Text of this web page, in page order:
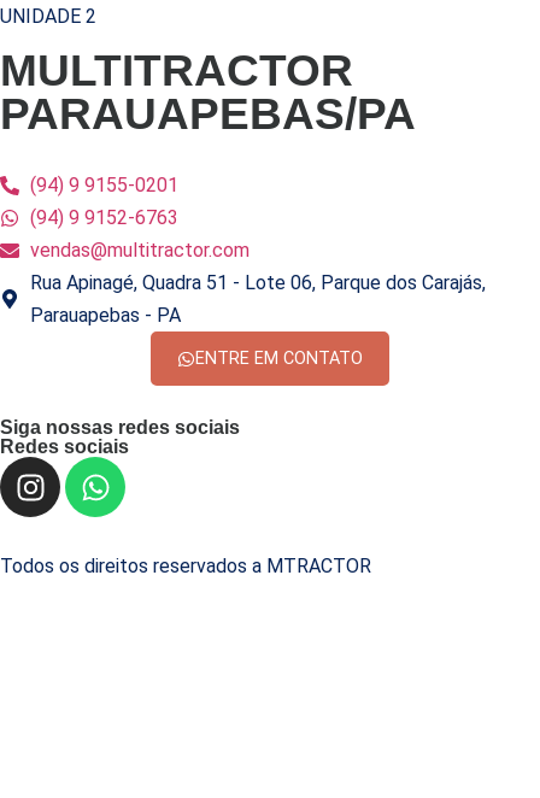
UNIDADE 2
MULTITRACTOR
PARAUAPEBAS/PA
(94) 9 9155-0201
(94) 9 9152-6763
vendas@multitractor.com
Rua Apinagé, Quadra 51 - Lote 06, Parque dos Carajás,
Parauapebas - PA
ENTRE EM CONTATO
Siga nossas redes sociais
Redes sociais
Todos os direitos reservados a MTRACTOR